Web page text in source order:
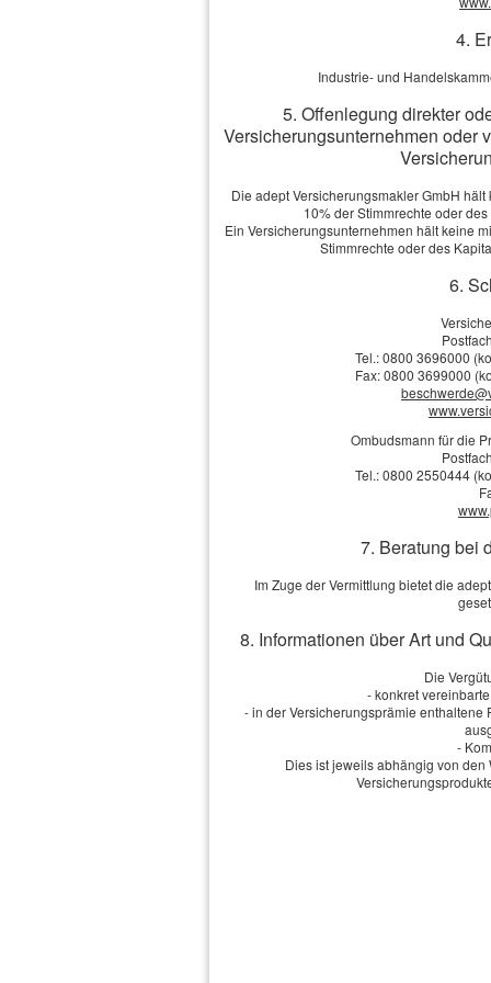
Das
nur, solange man
Vorname, Name: *
Geburts­datum:
Ich bin einverstanden mit
Übersendung von
Informationen und
4.
Industrie- und
5. Offenlegung direkter
Versicherungsunternehmen oder
Die adept Versicherungsmakler GmbH
10% der Stimmrechte oder
Ein Versicherungsunternehmen hält keine
Stimmrechte oder des
6.
Tel.: 0800 3696000
Fax: 0800 3699000
Ombudsmann für die
Tel.: 0800 2550444
7. Beratung bei
Im Zuge der Vermittlung bietet die
8. Informationen über Art und
Die
- konkret
- in der Versicherungsprämie
-
Dies ist jeweils abhängig von